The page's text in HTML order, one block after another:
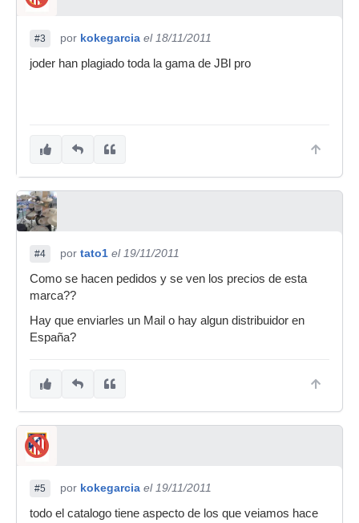
#3 por kokegarcia el 18/11/2011
joder han plagiado toda la gama de JBl pro
#4 por tato1 el 19/11/2011
Como se hacen pedidos y se ven los precios de esta
marca??
Hay que enviarles un Mail o hay algun distribuidor en
España?
#5 por kokegarcia el 19/11/2011
todo el catalogo tiene aspecto de los que veiamos hace